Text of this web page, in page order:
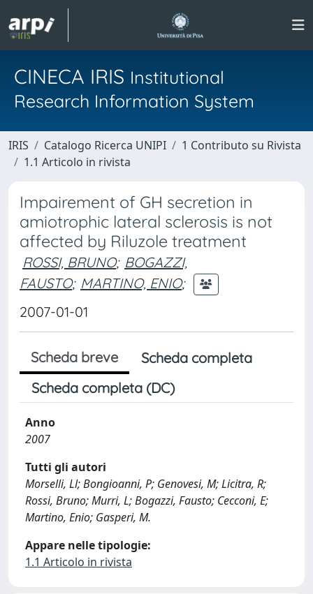
CINECA IRIS Institutional
Research Information System
IRIS Catalogo Ricerca UNIPI
1 Contributo su Rivista
1.1 Articolo in rivista
Impairement of GH secretion in
amiotrophic lateral sclerosis is not
affected by Riluzole treatment
ROSSI, BRUNO; BOGAZZI,
FAUSTO; MARTINO, ENIO;
2007-01-01
Scheda breve
Scheda completa
Scheda completa (DC)
Anno
2007
Tutti gli autori
Morselli, Ll; Bongioanni, P; Genovesi, M; Licitra, R;
Rossi, Bruno; Murri, L; Bogazzi, Fausto; Cecconi, E;
Martino, Enio; Gasperi, M.
Appare nelle tipologie:
1.1 Articolo in rivista